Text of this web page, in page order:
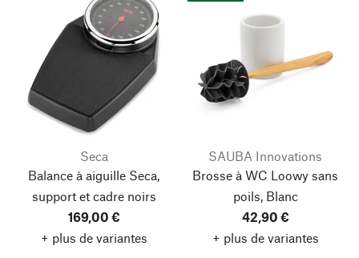
Seca
Balance à aiguille Seca,
support et cadre noirs
169,00 €
+ plus de variantes
SAUBA Innovations
Brosse à WC Loowy sans
poils, Blanc
42,90 €
+ plus de variantes